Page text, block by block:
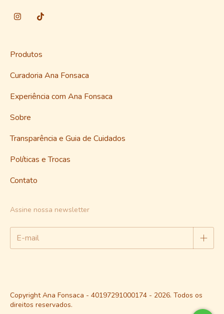
Produtos
Curadoria Ana Fonsaca
Experiência com Ana Fonsaca
Sobre
Transparência e Guia de Cuidados
Políticas e Trocas
Contato
Assine nossa newsletter
Copyright Ana Fonsaca - 40197291000174 - 2026. Todos os
direitos reservados.